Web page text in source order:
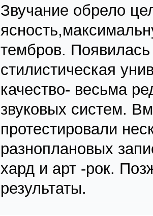
Звучание обрело
тембров.
стилистическая
качество- весьма
звуковых систем.
протестировали
разноплановых
хард и арт -рок.
результаты.